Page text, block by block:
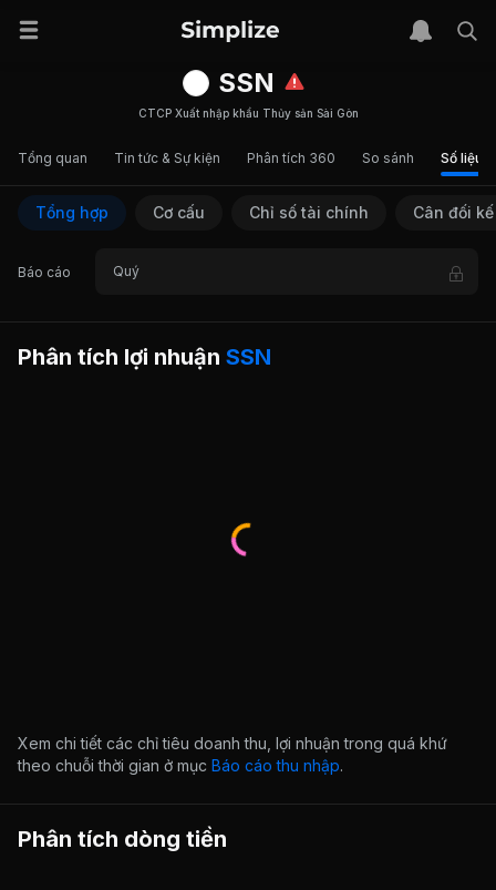
SSN
CTCP Xuất nhập khẩu Thủy sản Sài Gòn
Tổng quan Tin tức & Sự kiện Phân tích 360 So sánh Số liệu
Tổng hợp Cơ cấu Chỉ số tài chính Cân đối
Báo cáo Quý
Phân tích lợi nhuận SSN
Xem chi tiết các chỉ tiêu doanh thu, lợi nhuận trong quá khứ
theo chuỗi thời gian ở mục Báo cáo thu nhập.
Phân tích dòng tiền